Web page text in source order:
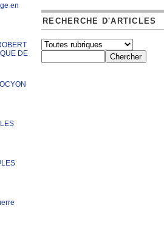
en
DE
RECHERCHE D'ARTICLES